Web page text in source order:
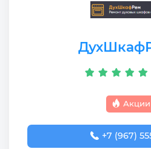
Акции
+7 (967)